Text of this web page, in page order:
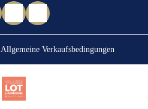
Allgemeine Verkaufsbedingungen